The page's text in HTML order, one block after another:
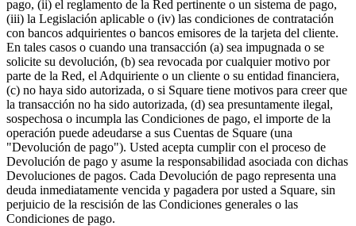
pago, (ii) el reglamento de la Red pertinente o un sistema de pago,
(iii) la Legislación aplicable o (iv) las condiciones de contratación
con bancos adquirientes o bancos emisores de la tarjeta del cliente.
En tales casos o cuando una transacción (a) sea impugnada o se
solicite su devolución, (b) sea revocada por cualquier motivo por
parte de la Red, el Adquiriente o un cliente o su entidad financiera,
(c) no haya sido autorizada, o si Square tiene motivos para creer que
la transacción no ha sido autorizada, (d) sea presuntamente ilegal,
sospechosa o incumpla las Condiciones de pago, el importe de la
operación puede adeudarse a sus Cuentas de Square (una
"Devolución de pago"). Usted acepta cumplir con el proceso de
Devolución de pago y asume la responsabilidad asociada con dichas
Devoluciones de pagos. Cada Devolución de pago representa una
deuda inmediatamente vencida y pagadera por usted a Square, sin
perjuicio de la rescisión de las Condiciones generales o las
Condiciones de pago.